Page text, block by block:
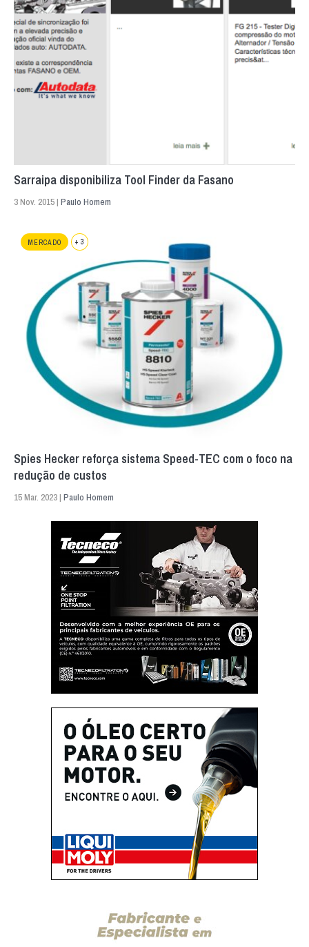
Sarraipa disponibiliza Tool Finder da Fasano
3 Nov. 2015 | Paulo Homem
MERCADO + 3
Spies Hecker reforça sistema Speed-TEC com o foco na
redução de custos
15 Mar. 2023 | Paulo Homem